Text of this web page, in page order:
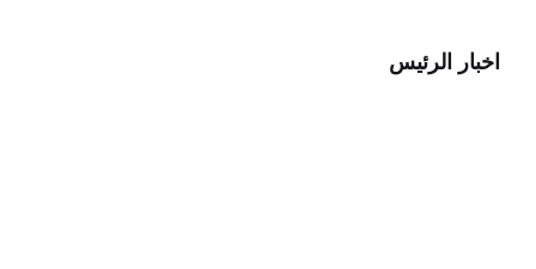
اخبار الرئيس